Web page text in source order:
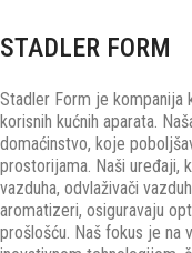
STADLER FORM
Stadler Form je kompanija
korisnih kućnih aparata.
domaćinstvo, koje
prostorijama. Naši uređaji,
vazduha, odvlaživači
aromatizeri, osiguravaju
prošlošću. Naš fokus je na